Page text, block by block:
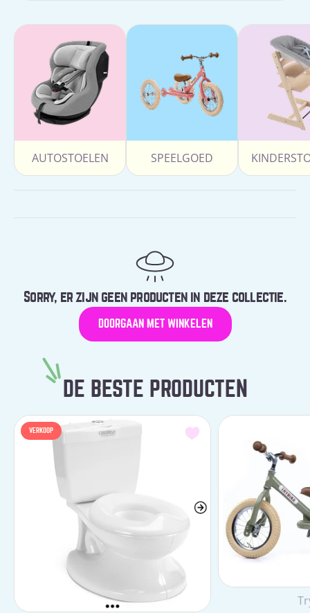
AUTOSTOELEN SPEELGOED
Sorry, er zijn geen producten in deze collectie.
DOORGAAN MET WINKELEN
DE BESTE PRODUCTEN
VERKOOP